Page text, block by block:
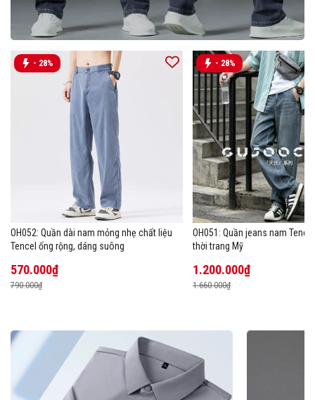
- 28%
OH052: Quần dài nam mỏng nhẹ chất liệu
Tencel ống rộng, dáng suông
570.000₫
790.000₫
- 28%
OH051: Quần jeans nam
thời trang Mỹ
1.200.000₫
1.660.000₫